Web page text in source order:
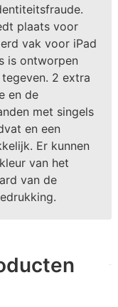
plaats voor
vak voor iPad
is ontworpen
2 extra
en de
met singels
en een
Er kunnen
van het
van de